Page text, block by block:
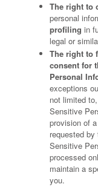
The right to
personal
profiling in
legal or
The right to
consent for
Personal
exceptions
not limited
Sensitive
provision of
requested
Sensitive
processed
maintain a
you.